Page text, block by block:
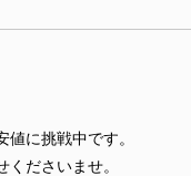
に挑戦中です。
ださいませ。